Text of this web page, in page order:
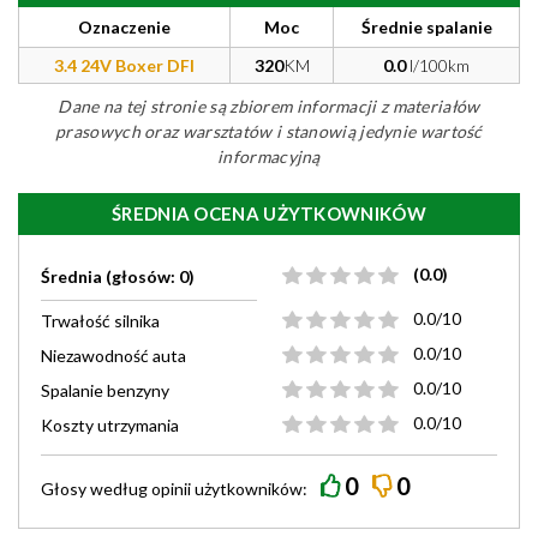
Oznaczenie Moc
Średnie spalanie
3.4 24V Boxer DFI
320KM 0.0l/100km
Dane na tej stronie są zbiorem informacji z materiałów
prasowych oraz warsztatów i stanowią jedynie wartość
informacyjną
ŚREDNIA OCENA UŻYTKOWNIKÓW
Średnia (głosów: 0) (0.0)
Trwałość silnika
0.0/10
Niezawodność auta
0.0/10
Spalanie benzyny
0.0/10
Koszty utrzymania
0.0/10
Głosy wedługopiniiużytkowników: 0 0